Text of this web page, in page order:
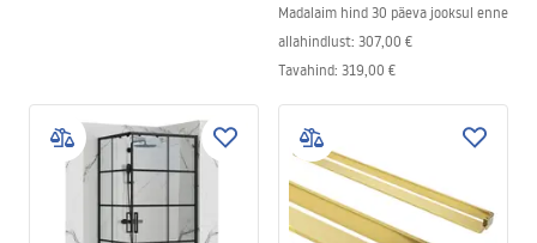
Madalaim hind 30 päeva jooksul enne
allahindlust: 307,00 €
Tavahind: 319,00 €